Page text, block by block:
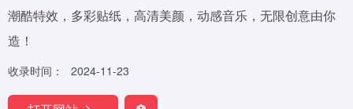
潮酷特效，多彩贴纸，高清美颜，动感音乐，无限创意由你
造！
收录时间： 2024-11-23